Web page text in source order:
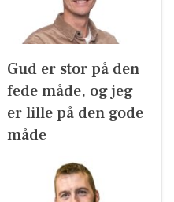
Gud er stor på den
fede måde, og jeg
er lille på den gode
måde